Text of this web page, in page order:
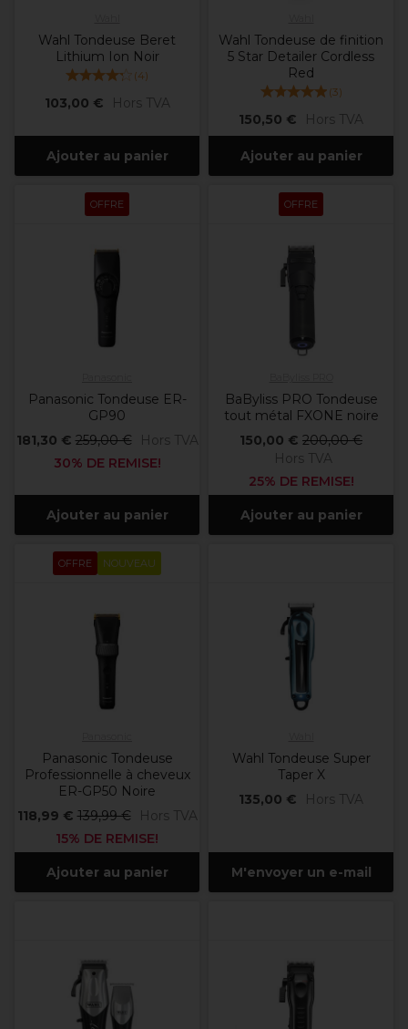
Wahl Tondeuse Beret
Lithium Ion Noir
(4)
103,00 € Hors TVA
Ajouter au panier
Wahl Tondeuse de finition
5 Star Detailer Cordless
Red
(3)
150,50 € Hors TVA
Ajouter au panier
OFFRE
Panasonic Tondeuse ER-
GP90
181,30 € 259,00 €
Hors TVA
30% DE REMISE!
Ajouter au panier
OFFRE
BaByliss PRO Tondeuse
tout métal FXONE noire
150,00 € 200,00 €
Hors TVA
25% DE REMISE!
Ajouter au panier
OFFRE NOUVEAU
Panasonic Tondeuse
Professionnelle à cheveux
ER-GP50 Noire
118,99 € 139,99 €
Hors TVA
15% DE REMISE!
Ajouter au panier
Wahl Tondeuse Super
Taper X
135,00 €
Hors TVA
M'envoyer un e-mail